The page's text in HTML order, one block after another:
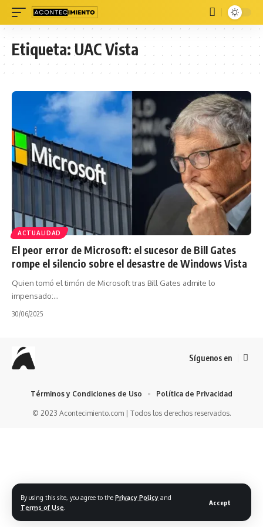
By using this site, you agree to the Privacy Policy and
Terms of Use
Accept
Etiqueta:UAC Vista
ACTUALIDAD
El peor error de Microsoft: el sucesor de Bill Gates
rompe el silencio sobre el desastre de Windows Vista
Quien tomó el timón de Microsoft tras Bill Gates admite lo
impensado:…
30/06/2025
Síguenos en
© 2023 Acontecimiento.com | Todos los derechos reservados.
Términos y Condiciones de Uso Política de Privacidad